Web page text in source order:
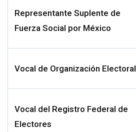
Representante Suplente de
Fuerza Social por México
Vocal de Organización Electoral
Vocal del Registro Federal de
Electores